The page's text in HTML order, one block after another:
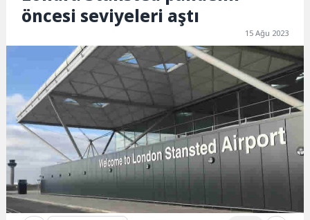
öncesi seviyeleri aştı
15 Ağu 2023